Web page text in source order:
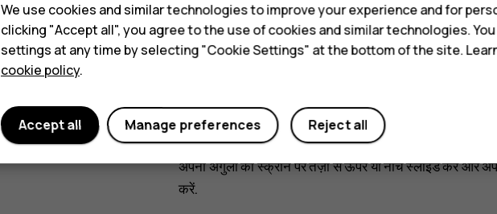
अपनी अंगुली को स्क्रीन पर तेज़ी से ऊपर या नीचे स्लाइड करें और
करें.
We use cookies and similar technologies to improve your experience and for
clicking "Accept all", you agree to the use of cookies and similar technologies.
settings at any time by selecting "Cookie Settings" at the bottom of the site.
cookie policy.
Reject all
Manage preferences
Accept all